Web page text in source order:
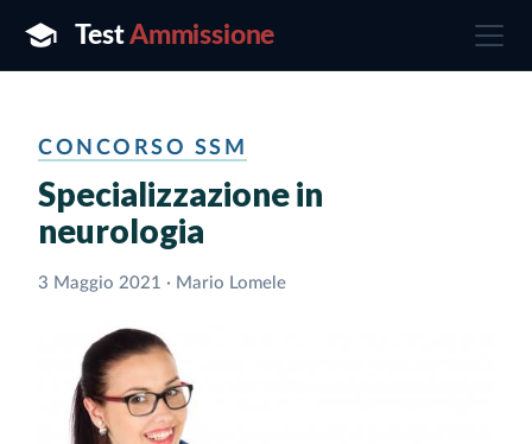
CONCORSO SSM
Specializzazione in
neurologia
3 Maggio 2021 · Mario Lomele